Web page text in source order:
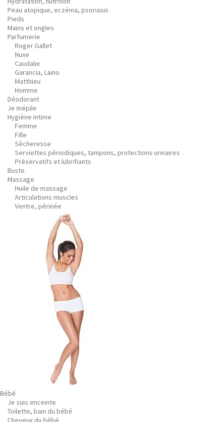
Peau atopique, eczéma, psoriasis
Pieds
Mains et ongles
Parfumerie
Roger Gallet
Nuxe
Caudalie
Garancia, Laino
Matthieu
Homme
Déodorant
Je mépile
Hygiène intime
Femme
Fille
Sècheresse
Serviettes périodiques, tampons, protections urinaires
Préservatifs et lubrifiants
Buste
Massage
Huile de massage
Articulations muscles
Ventre, périnée
Bébé
Je suis enceinte
Toilette, bain du bébé
Cheveux du bébé